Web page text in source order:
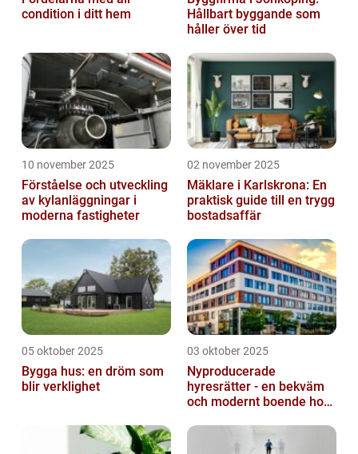
condition i ditt hem
Hållbart byggande som
håller över tid
10 november 2025
Förståelse och utveckling
av kylanläggningar i
moderna fastigheter
02 november 2025
Mäklare i Karlskrona: En
praktisk guide till en trygg
bostadsaffär
05 oktober 2025
Bygga hus: en dröm som
blir verklighet
03 oktober 2025
Nyproducerade
hyresrätter - en bekväm
och modernt boende hos
nyproduktion